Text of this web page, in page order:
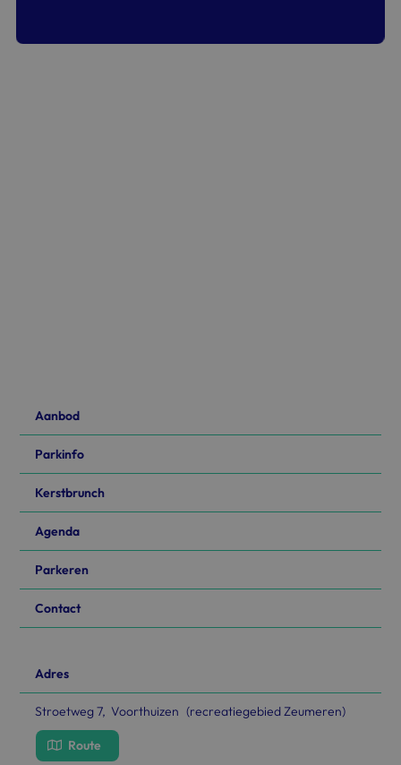
Aanbod
Parkinfo
Kerstbrunch
Agenda
Parkeren
Contact
Adres
Stroetweg 7, Voorthuizen (recreatiegebied Zeumeren)
Route